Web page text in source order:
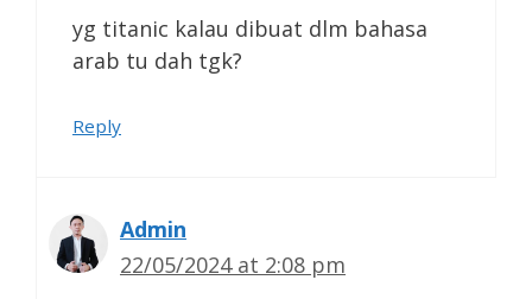
yg titanic kalau dibuat dlm bahasa
arab tu dah tgk?
Reply
Admin
22/05/2024 at 2:08 pm